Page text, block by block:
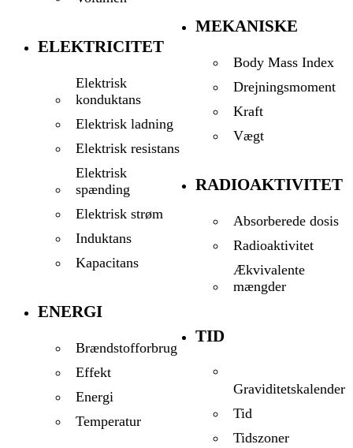
ELEKTRICITET
Elektrisk
konduktans
Elektrisk ladning
Elektrisk resistans
Elektrisk
spænding
Elektrisk strøm
Induktans
Kapacitans
ENERGI
Brændstofforbrug
Effekt
Energi
Temperatur
MEKANISKE
Body Mass Index
Drejningsmoment
Kraft
Vægt
RADIOAKTIVITET
Absorberede dosis
Radioaktivitet
Ækvivalente
mængder
TID
Graviditetskalender
Tid
Tidszoner